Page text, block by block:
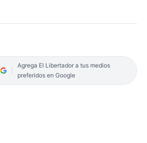
Agrega El Libertador a tus medios
preferidos en Google